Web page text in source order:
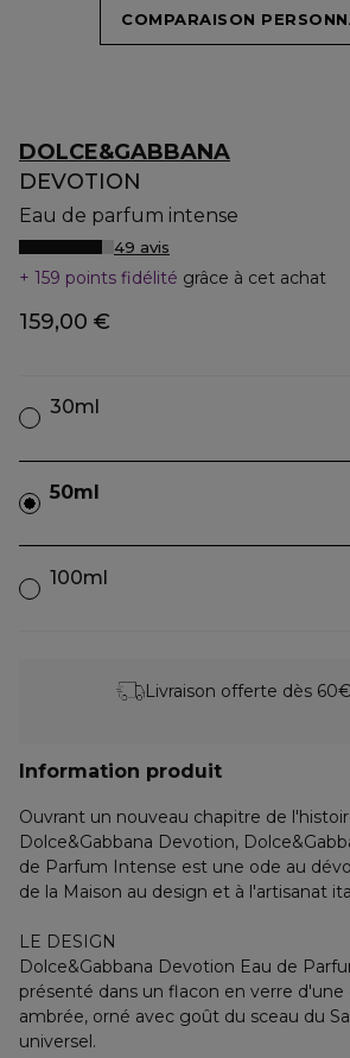
COMPARAISON
DOLCE&GABBANA
DEVOTION
Eau de parfum intense
49 avis
159 points fidélité grâce à cet achat
159,00 €
30ml
50ml
100ml
Livraison offerte dès 60€
Information produit
Ouvrant un nouveau chapitre de
Dolce&Gabbana Devotion,
de Parfum Intense est une ode au
de la Maison au design et à l'artisanat
LE DESIGN
Dolce&Gabbana Devotion Eau de
présenté dans un flacon en verre
ambrée, orné avec goût du sceau du
universel.